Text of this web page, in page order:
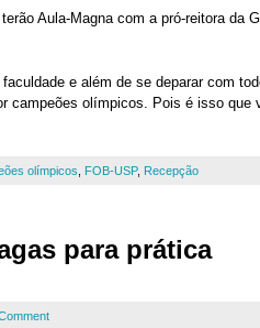
Aula-Magna com a pró-reitora da
e além de se deparar com
campeões olímpicos. Pois é isso que
olímpicos FOB-USP, Recepção
para prática